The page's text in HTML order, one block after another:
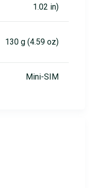
1.02 in)
130 g (4.59 oz)
Mini-SIM